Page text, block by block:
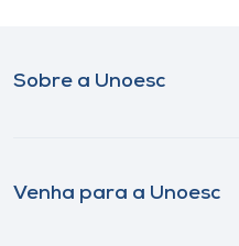
Sobre a Unoesc
Venha para a Unoesc